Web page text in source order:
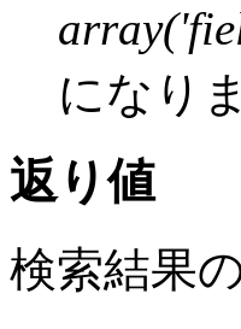
になり
返り値
検索結果